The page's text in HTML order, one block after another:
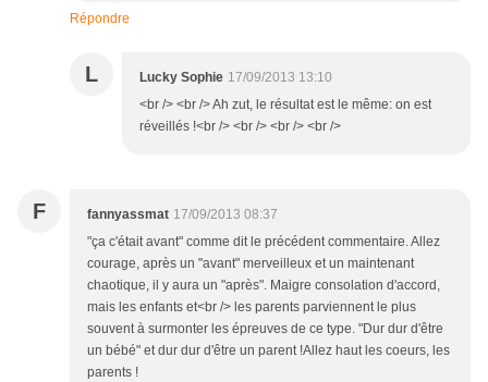
Répondre
L Lucky Sophie 17/09/2013 13:10
<br /> <br /> Ah zut, le résultat est le même: on est
réveillés !<br /> <br /> <br /> <br />
F fannyassmat 17/09/2013 08:37
"ça c'était avant" comme dit le précédent commentaire. Allez
courage, après un "avant" merveilleux et un maintenant
chaotique, il y aura un "après". Maigre consolation d'accord,
mais les enfants et<br /> les parents parviennent le plus
souvent à surmonter les épreuves de ce type. "Dur dur d'être
un bébé" et dur dur d'être un parent !Allez haut les coeurs, les
parents !